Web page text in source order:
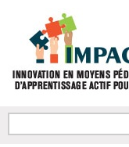
FORMULAIRE DE